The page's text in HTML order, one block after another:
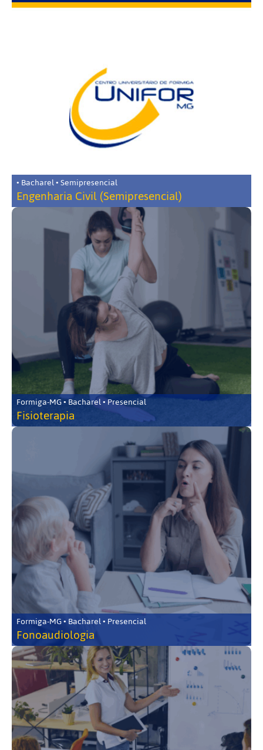
• Bacharel • Semipresencial
Engenharia Civil (Semipresencial)
Formiga-MG • Bacharel • Presencial
Fisioterapia
Formiga-MG • Bacharel • Presencial
Fonoaudiologia